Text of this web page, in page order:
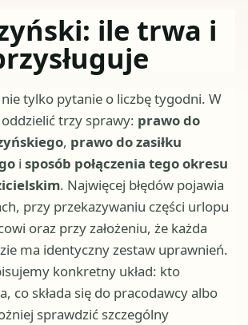
ile trwa i
tylko pytanie o liczbę tygodni. W
trzy sprawy: prawo do
, prawo do zasiłku
i sposób połączenia tego okresu
. Najwięcej błędów pojawia
przy przekazywaniu części urlopu
oraz przy założeniu, że każda
ma identyczny zestaw uprawnień.
konkretny układ: kto
co składa się do pracodawcy albo
sprawdzić szczególny